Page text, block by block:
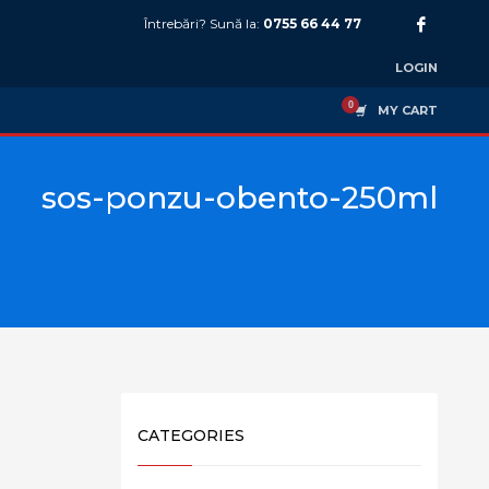
Întrebări? Sună la: 0755 66 44 77
LOGIN
MY CART
sos-ponzu-obento-250ml
CATEGORIES